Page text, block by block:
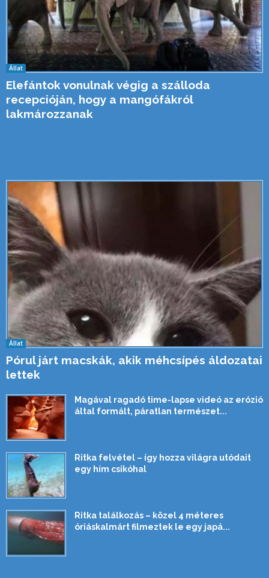
Állat
Elefántok vonulnak végig a szálloda
recepcióján, hogy a mangófákról
lakmározzanak
Állat
Pórul járt macskák, akik méhcsípés áldozatai
lettek
Magával ragadó time-lapse videó az erózió
által formált, páratlan természet...
Ritka felvétel – így hozza világra utódait
egy hím csikóhal
Ritka találkozás – közel 4 méteres
óriáskalmárt filmeztek le egy japá...